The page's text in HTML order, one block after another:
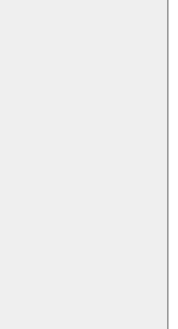
Container